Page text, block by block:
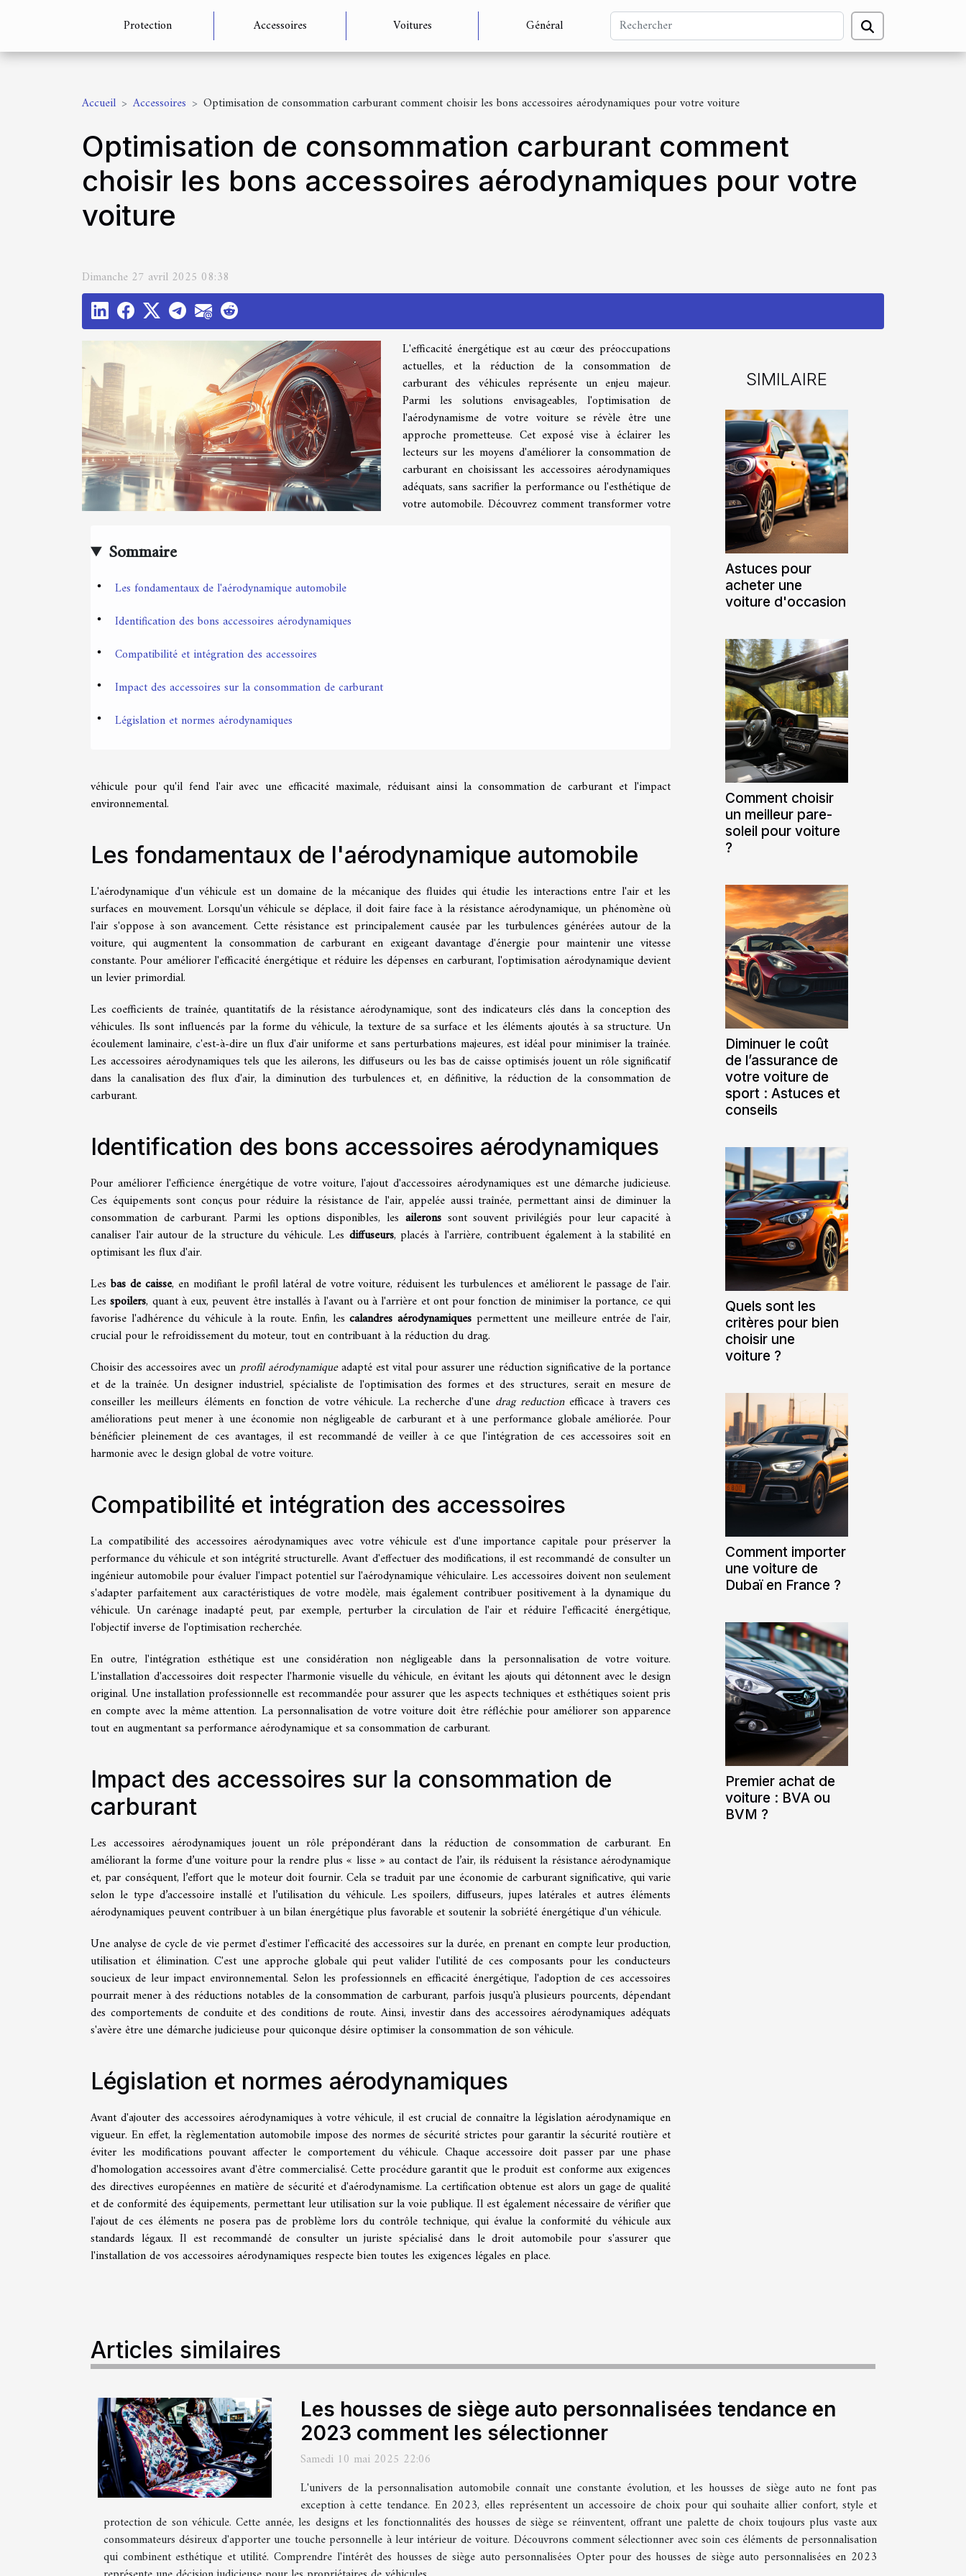
Protection Accessoires Voitures Général
Accueil Accessoires Optimisation de consommation carburant comment choisir les bons accessoires aérodynamiques pour votre voiture
Optimisation de consommation carburant comment
choisir les bons accessoires aérodynamiques pour votre
voiture
Dimanche 27 avril 2025 08:38
Sommaire
Les fondamentaux de l'aérodynamique automobile
Identification des bons accessoires aérodynamiques
Compatibilité et intégration des accessoires
Impact des accessoires sur la consommation de carburant
Législation et normes aérodynamiques
L'efficacité énergétique est au cœur des préoccupations
actuelles, et la réduction de la consommation de
carburant des véhicules représente un enjeu majeur.
Parmi les solutions envisageables, l'optimisation de
l'aérodynamisme de votre voiture se révèle être une
approche prometteuse. Cet exposé vise à éclairer les
lecteurs sur les moyens d'améliorer la consommation de
carburant en choisissant les accessoires aérodynamiques
adéquats, sans sacrifier la performance ou l'esthétique de
votre automobile. Découvrez comment transformer votre
véhicule pour qu'il fend l'air avec une efficacité maximale, réduisant ainsi la consommation de carburant et l'impact
environnemental.
Les fondamentaux de l'aérodynamique automobile
L'aérodynamique d'un véhicule est un domaine de la mécanique des fluides qui étudie les interactions entre l'air et les
surfaces en mouvement. Lorsqu'un véhicule se déplace, il doit faire face à la résistance aérodynamique, un phénomène où
l'air s'oppose à son avancement. Cette résistance est principalement causée par les turbulences générées autour de la
voiture, qui augmentent la consommation de carburant en exigeant davantage d'énergie pour maintenir une vitesse
constante. Pour améliorer l'efficacité énergétique et réduire les dépenses en carburant, l'optimisation aérodynamique devient
un levier primordial.
Les coefficients de traînée, quantitatifs de la résistance aérodynamique, sont des indicateurs clés dans la conception des
véhicules. Ils sont influencés par la forme du véhicule, la texture de sa surface et les éléments ajoutés à sa structure. Un
écoulement laminaire, c'est-à-dire un flux d'air uniforme et sans perturbations majeures, est idéal pour minimiser la traînée.
Les accessoires aérodynamiques tels que les ailerons, les diffuseurs ou les bas de caisse optimisés jouent un rôle significatif
dans la canalisation des flux d'air, la diminution des turbulences et, en définitive, la réduction de la consommation de
carburant.
Identification des bons accessoires aérodynamiques
Pour améliorer l'efficience énergétique de votre voiture, l'ajout d'accessoires aérodynamiques est une démarche judicieuse.
Ces équipements sont conçus pour réduire la résistance de l'air, appelée aussi traînée, permettant ainsi de diminuer la
consommation de carburant. Parmi les options disponibles, les aileronssont souvent privilégiés pour leur capacité à
canaliser l'air autour de la structure du véhicule. Les diffuseurs, placés à l'arrière, contribuent également à la stabilité en
optimisant les flux d'air.
Lesbas de caisse, en modifiant le profil latéral de votre voiture, réduisent les turbulences et améliorent le passage de l'air.
Lesspoilers, quant à eux, peuvent être installés à l'avant ou à l'arrière et ont pour fonction de minimiser la portance, ce qui
favorise l'adhérence du véhicule à la route. Enfin, lescalandres aérodynamiques permettent une meilleure entrée de l'air,
crucial pour le refroidissement du moteur, tout en contribuant à la réduction du drag.
Choisir des accessoires avec unprofil aérodynamiqueadapté est vital pour assurer une réduction significative de la portance
et de la traînée. Un designer industriel, spécialiste de l'optimisation des formes et des structures, serait en mesure de
conseiller les meilleurs éléments en fonction de votre véhicule. La recherche d'une drag reductionefficace à travers ces
améliorations peut mener à une économie non négligeable de carburant et à une performance globale améliorée. Pour
bénéficier pleinement de ces avantages, il est recommandé de veiller à ce que l'intégration de ces accessoires soit en
harmonie avec le design global de votre voiture.
Compatibilité et intégration des accessoires
La compatibilité des accessoires aérodynamiques avec votre véhicule est d'une importance capitale pour préserver la
performance du véhicule et son intégrité structurelle. Avant d'effectuer des modifications, il est recommandé de consulter un
ingénieur automobile pour évaluer l'impact potentiel sur l'aérodynamique véhiculaire. Les accessoires doivent non seulement
s'adapter parfaitement aux caractéristiques de votre modèle, mais également contribuer positivement à la dynamique du
véhicule. Un carénage inadapté peut, par exemple, perturber la circulation de l'air et réduire l'efficacité énergétique,
l'objectif inverse de l'optimisation recherchée.
En outre, l'intégration esthétique est une considération non négligeable dans la personnalisation de votre voiture.
L'installation d'accessoires doit respecter l'harmonie visuelle du véhicule, en évitant les ajouts qui détonnent avec le design
original. Une installation professionnelle est recommandée pour assurer que les aspects techniques et esthétiques soient pris
en compte avec la même attention. La personnalisation de votre voiture doit être réfléchie pour améliorer son apparence
tout en augmentant sa performance aérodynamique et sa consommation de carburant.
Impact des accessoires sur la consommation de
carburant
Les accessoires aérodynamiques jouent un rôle prépondérant dans la réduction de consommation de carburant. En
améliorant la forme d’une voiture pour la rendre plus « lisse » au contact de l’air, ils réduisent la résistance aérodynamique
et, par conséquent, l’effort que le moteur doit fournir. Cela se traduit par une économie de carburant significative, qui varie
selon le type d’accessoire installé et l’utilisation du véhicule. Les spoilers, diffuseurs, jupes latérales et autres éléments
aérodynamiques peuvent contribuer à un bilan énergétique plus favorable et soutenir la sobriété énergétique d'un véhicule.
Une analyse de cycle de vie permet d'estimer l'efficacité des accessoires sur la durée, en prenant en compte leur production,
utilisation et élimination. C'est une approche globale qui peut valider l'utilité de ces composants pour les conducteurs
soucieux de leur impact environnemental. Selon les professionnels en efficacité énergétique, l'adoption de ces accessoires
pourrait mener à des réductions notables de la consommation de carburant, parfois jusqu'à plusieurs pourcents, dépendant
des comportements de conduite et des conditions de route. Ainsi, investir dans des accessoires aérodynamiques adéquats
s'avère être une démarche judicieuse pour quiconque désire optimiser la consommation de son véhicule.
Législation et normes aérodynamiques
Avant d'ajouter des accessoires aérodynamiques à votre véhicule, il est crucial de connaître la législation aérodynamique en
vigueur. En effet, la règlementation automobile impose des normes de sécurité strictes pour garantir la sécurité routière et
éviter les modifications pouvant affecter le comportement du véhicule. Chaque accessoire doit passer par une phase
d'homologation accessoires avant d'être commercialisé. Cette procédure garantit que le produit est conforme aux exigences
des directives européennes en matière de sécurité et d'aérodynamisme. La certification obtenue est alors un gage de qualité
et de conformité des équipements, permettant leur utilisation sur la voie publique. Il est également nécessaire de vérifier que
l'ajout de ces éléments ne posera pas de problème lors du contrôle technique, qui évalue la conformité du véhicule aux
standards légaux. Il est recommandé de consulter un juriste spécialisé dans le droit automobile pour s'assurer que
l'installation de vos accessoires aérodynamiques respecte bien toutes les exigences légales en place.
SIMILAIRE
Astuces pour
acheter une
voiture d'occasion
Comment choisir
un meilleur pare-
soleil pour voiture
?
Diminuer le coût
de l’assurance de
votre voiture de
sport : Astuces et
conseils
Quels sont les
critères pour bien
choisir une
voiture ?
Comment importer
une voiture de
Dubaï en France ?
Premier achat de
voiture : BVA ou
BVM ?
Articles similaires
Les housses de siège auto personnalisées tendance en
2023 comment les sélectionner
Samedi 10 mai 2025 22:06
L'univers de la personnalisation automobile connaît une constante évolution, et les housses de siège auto ne font pas
exception à cette tendance. En 2023, elles représentent un accessoire de choix pour qui souhaite allier confort, style et
protection de son véhicule. Cette année, les designs et les fonctionnalités des housses de siège se réinventent, offrant une palette de choix toujours plus vaste aux
consommateurs désireux d'apporter une touche personnelle à leur intérieur de voiture. Découvrons comment sélectionner avec soin ces éléments de personnalisation
qui combinent esthétique et utilité. Comprendre l'intérêt des housses de siège auto personnalisées Opter pour des housses de siège auto personnalisées en 2023